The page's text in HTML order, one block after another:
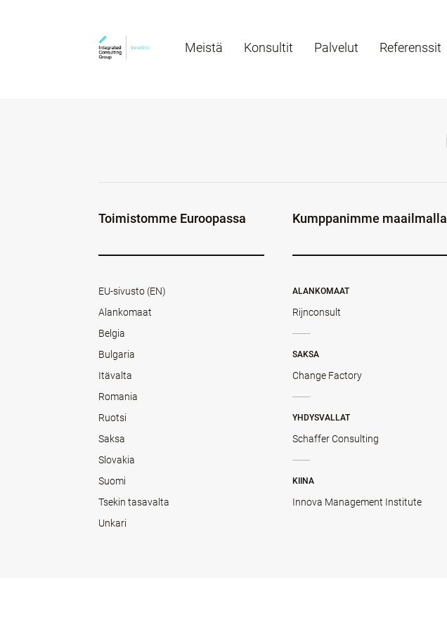
Meistä Konsultit Palvelut Referenssit
Toimistomme Euroopassa
EU-sivusto (EN)
Alankomaat
Belgia
Bulgaria
Itävalta
Romania
Ruotsi
Saksa
Slovakia
Suomi
Tsekin tasavalta
Unkari
Kumppanimme maailmalla
ALANKOMAAT
Rijnconsult
SAKSA
Change Factory
YHDYSVALLAT
Schaffer Consulting
KIINA
Innova Management Institute